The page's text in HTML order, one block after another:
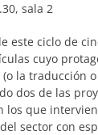
sala 2
este ciclo de
cuyo
la traducción
dos de las
los que
sector con